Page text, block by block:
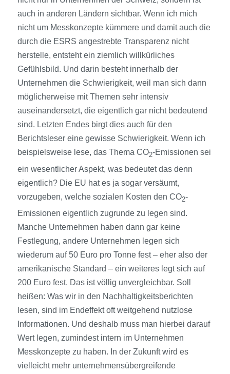
auch in anderen Ländern sichtbar. Wenn ich mich
nicht um Messkonzepte kümmere und damit auch die
durch die ESRS angestrebte Transparenz nicht
herstelle, entsteht ein ziemlich willkürliches
Gefühlsbild. Und darin besteht innerhalb der
Unternehmen die Schwierigkeit, weil man sich dann
möglicherweise mit Themen sehr intensiv
auseinandersetzt, die eigentlich gar nicht bedeutend
sind. Letzten Endes birgt dies auch für den
Berichtsleser eine gewisse Schwierigkeit. Wenn ich
beispielsweise lese, das Thema CO2-Emissionen sei
ein wesentlicher Aspekt, was bedeutet das denn
eigentlich? Die EU hat es ja sogar versäumt,
vorzugeben, welche sozialen Kosten den CO2-
Emissionen eigentlich zugrunde zu legen sind.
Manche Unternehmen haben dann gar keine
Festlegung, andere Unternehmen legen sich
wiederum auf 50 Euro pro Tonne fest – eher also der
amerikanische Standard – ein weiteres legt sich auf
200 Euro fest. Das ist völlig unvergleichbar. Soll
heißen: Was wir in den Nachhaltigkeitsberichten
lesen, sind im Endeffekt oft weitgehend nutzlose
Informationen. Und deshalb muss man hierbei darauf
Wert legen, zumindest intern im Unternehmen
Messkonzepte zu haben. In der Zukunft wird es
vielleicht mehr unternehmensübergreifende